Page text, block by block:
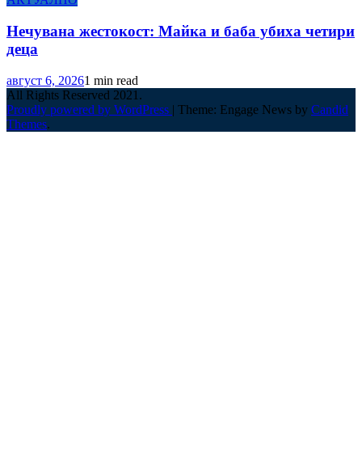
Нечувана жестокост: Майка и баба убиха четири
деца
август 6, 20261 min read
All Rights Reserved 2021.
Proudly powered by WordPress | Theme: Engage News by Candid
Themes.